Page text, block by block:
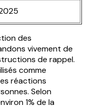
des
vivement de
de rappel.
comme
réactions
Selon
1% de la